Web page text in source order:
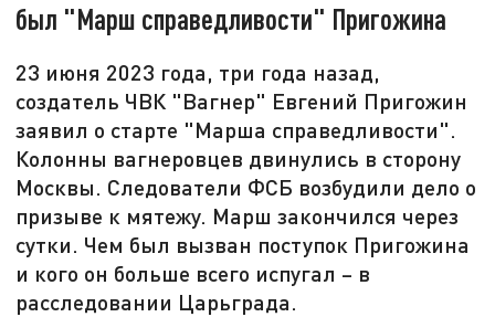
был "Марш справедливости" Пригожина
23 июня 2023 года, три года назад,
создатель ЧВК "Вагнер" Евгений Пригожин
заявил о старте "Марша справедливости".
Колонны вагнеровцев двинулись в сторону
Москвы. Следователи ФСБ возбудили дело о
призыве к мятежу. Марш закончился через
сутки. Чем был вызван поступок Пригожина
и кого он больше всего испугал – в
расследовании Царьграда.